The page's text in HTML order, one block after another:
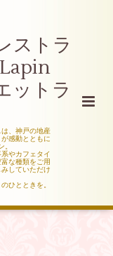
ストラ
トラ
、神戸の地産
感動とともに
やカフェタイ
な種類をご用
していただけ
ひとときを。